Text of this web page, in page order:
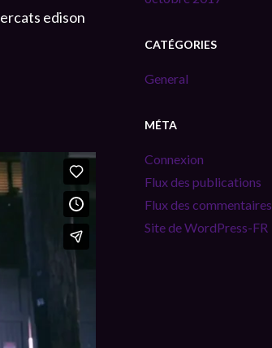
edison
CATÉGORIES
General
MÉTA
Connexion
Flux des publications
Flux des commentaires
Site de WordPress-FR